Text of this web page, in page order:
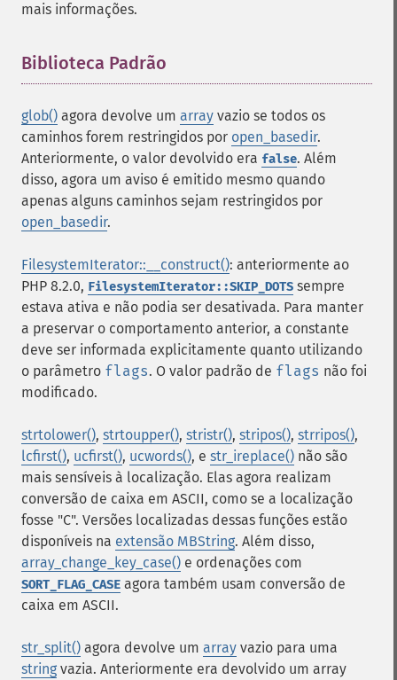
mais informações.
Biblioteca Padrão
glob() agora devolve um array vazio se todos os
caminhos forem restringidos por open_basedir.
Anteriormente, o valor devolvido era false. Além
disso, agora um aviso é emitido mesmo quando
apenas alguns caminhos sejam restringidos por
open_basedir.
FilesystemIterator::__construct(): anteriormente ao
PHP 8.2.0, FilesystemIterator::SKIP_DOTS sempre
estava ativa e não podia ser desativada. Para manter
a preservar o comportamento anterior, a constante
deve ser informada explicitamente quanto utilizando
o parâmetro flags. O valor padrão de flags não foi
modificado.
strtolower(), strtoupper(), stristr(), stripos(), strripos(),
lcfirst(), ucfirst(), ucwords(), e str_ireplace() não são
mais sensíveis à localização. Elas agora realizam
conversão de caixa em ASCII, como se a localização
fosse "C". Versões localizadas dessas funções estão
disponíveis na extensão MBString. Além disso,
array_change_key_case() e ordenações com
SORT_FLAG_CASE agora também usam conversão de
caixa em ASCII.
str_split() agora devolve um array vazio para uma
string vazia. Anteriormente era devolvido um array